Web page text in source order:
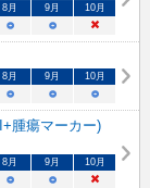
8 月 9 月 10月
○ ○ ×
8 月 9 月 10月
○ ○ ○
腫瘍マーカー)
8 月 9 月 10月
○ ○ ×